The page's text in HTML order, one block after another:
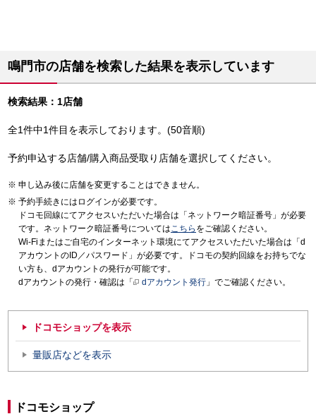
鳴門市の店舗を検索した結果を表示しています
検索結果：1店舗
全1件中1件目を表示しております。(50音順)
予約申込する店舗/購入商品受取り店舗を選択してください。
申し込み後に店舗を変更することはできません。
予約手続きにはログインが必要です。
ドコモ回線にてアクセスいただいた場合は「ネットワーク暗証番号」が必要
です。ネットワーク暗証番号についてはこちら をご確認ください。
Wi-Fiまたはご自宅のインターネット環境にてアクセスいただいた場合は「d
アカウントのID／パスワード」が必要です。ドコモの契約回線をお持ちでな
い方も、dアカウントの発行が可能です。
dアカウントの発行・確認は「
dアカウント発行 」でご確認ください。
ドコモショップを表示
量販店などを表示
ドコモショップ